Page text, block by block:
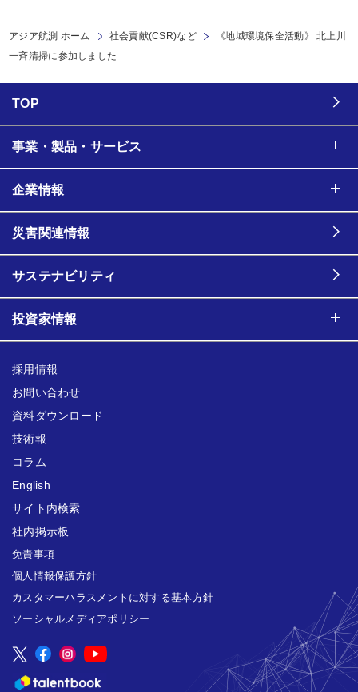
アジア航測 ホーム 社会貢献(CSR)など
《地域環境保全活動》 北上川
一斉清掃に参加しました
TOP
事業・製品・サービス
企業情報
災害関連情報
サステナビリティ
投資家情報
採用情報
お問い合わせ
資料ダウンロード
技術報
コラム
English
サイト内検索
社内掲示板
免責事項
個人情報保護方針
カスタマーハラスメントに対する基本方針
ソーシャルメディアポリシー